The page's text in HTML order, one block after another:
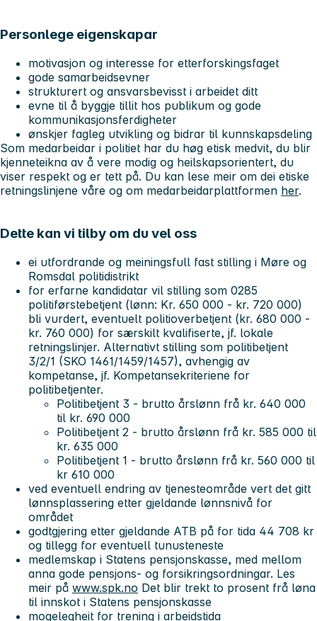
Personlege eigenskapar
motivasjon og interesse for etterforskingsfaget
gode samarbeidsevner
strukturert og ansvarsbevisst i arbeidet ditt
evne til å byggje tillit hos publikum og gode
kommunikasjonsferdigheter
ønskjer fagleg utvikling og bidrar til kunnskapsdeling
Som medarbeidar i politiet har du høg etisk medvit, du blir
kjenneteikna av å vere modig og heilskapsorientert, du
viser respekt og er tett på. Du kan lese meir om dei etiske
retningslinjene våre og om medarbeidarplattformen her.
Dette kan vi tilby om du vel oss
ei utfordrande og meiningsfull fast stilling i Møre og
Romsdal politidistrikt
for erfarne kandidatar vil stilling som 0285
politiførstebetjent (lønn: Kr. 650 000 - kr. 720 000)
bli vurdert, eventuelt politioverbetjent (kr. 680 000 -
kr. 760 000) for særskilt kvalifiserte, jf. lokale
retningslinjer. Alternativt stilling som politibetjent
3/2/1 (SKO 1461/1459/1457), avhengig av
kompetanse, jf. Kompetansekriteriene for
politibetjenter.
Politibetjent 3 - brutto årslønn frå kr. 640 000
til kr. 690 000
Politibetjent 2 - brutto årslønn frå kr. 585 000 til
kr. 635 000
Politibetjent 1 - brutto årslønn frå kr. 560 000 til
kr 610 000
ved eventuell endring av tjenesteområde vert det gitt
lønnsplassering etter gjeldande lønnsnivå for
området
godtgjering etter gjeldande ATB på for tida 44 708 kr
og tillegg for eventuell tunusteneste
medlemskap i Statens pensjonskasse, med mellom
anna gode pensjons- og forsikringsordningar. Les
meir på www.spk.no Det blir trekt to prosent frå løna
til innskot i Statens pensjonskasse
mogelegheit for trening i arbeidstida